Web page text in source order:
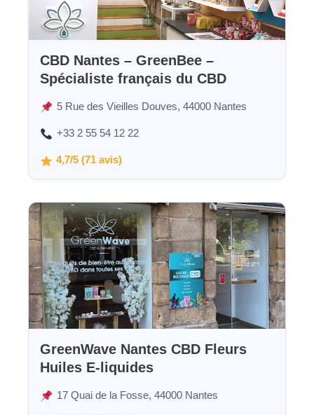
CBD Nantes – GreenBee –
Spécialiste français du CBD
5 Rue des Vieilles Douves, 44000 Nantes
+33 2 55 54 12 22
4,7/5 (71 avis)
GreenWave Nantes CBD Fleurs
Huiles E-liquides
17 Quai de la Fosse, 44000 Nantes